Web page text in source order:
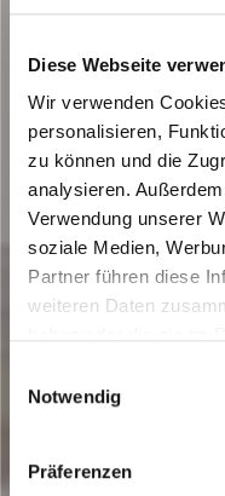
Diese Webseite
Wir verwenden
personalisieren,
zu können und die
analysieren.
Verwendung unserer
soziale Medien,
Partner führen diese
weiteren Daten
Notwendig
Präferenzen